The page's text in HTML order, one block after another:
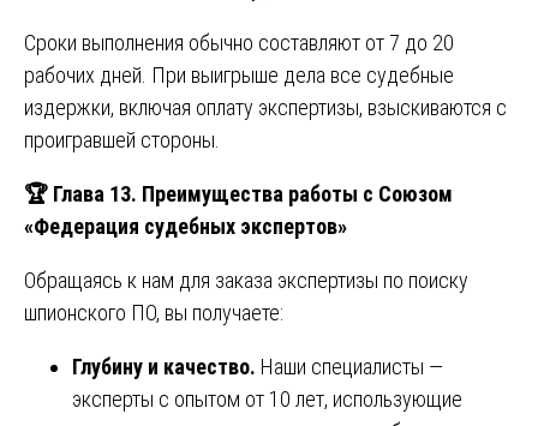
Сроки выполнения обычно составляют от 7 до 20
рабочих дней. При выигрыше дела все судебные
издержки, включая оплату экспертизы, взыскиваются с
проигравшей стороны.
🏆 Глава 13. Преимущества работы с Союзом
«Федерация судебных экспертов»
Обращаясь к нам для заказа экспертизы по поиску
шпионского ПО, вы получаете:
Глубину и качество. Наши специалисты —
эксперты с опытом от 10 лет, использующие